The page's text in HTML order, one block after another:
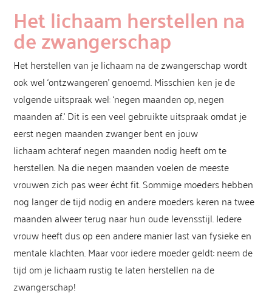
Het lichaam herstellen na
de zwangerschap
Het herstellen van je lichaam na de zwangerschap wordt
ook wel ‘ontzwangeren’ genoemd. Misschien ken je de
volgende uitspraak wel: ‘negen maanden op, negen
maanden af.’ Dit is een veel gebruikte uitspraak omdat je
eerst negen maanden zwanger bent en jouw
lichaam achteraf negen maanden nodig heeft om te
herstellen. Na die negen maanden voelen de meeste
vrouwen zich pas weer écht fit. Sommige moeders hebben
nog langer de tijd nodig en andere moeders keren na twee
maanden alweer terug naar hun oude levensstijl. Iedere
vrouw heeft dus op een andere manier last van fysieke en
mentale klachten. Maar voor iedere moeder geldt: neem de
tijd om je lichaam rustig te laten herstellen na de
zwangerschap!